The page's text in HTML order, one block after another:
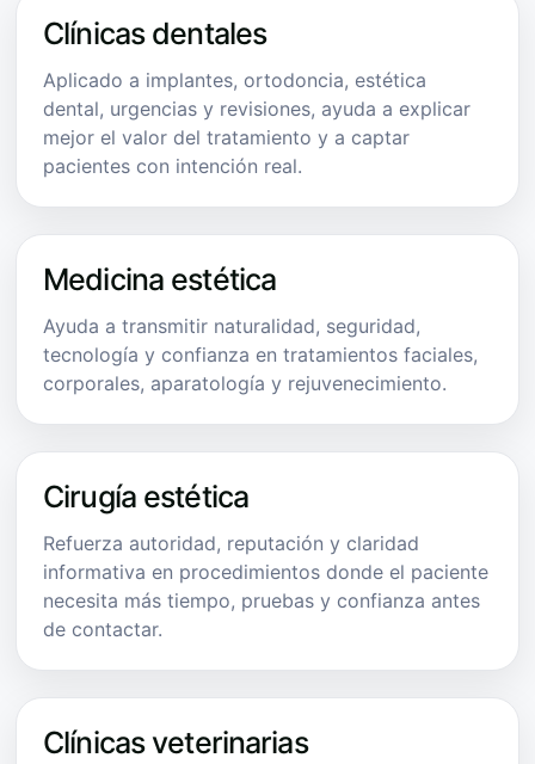
Clínicas dentales
Aplicado a implantes, ortodoncia, estética
dental, urgencias y revisiones, ayuda a explicar
mejor el valor del tratamiento y a captar
pacientes con intención real.
Medicina estética
Ayuda a transmitir naturalidad, seguridad,
tecnología y confianza en tratamientos faciales,
corporales, aparatología y rejuvenecimiento.
Cirugía estética
Refuerza autoridad, reputación y claridad
informativa en procedimientos donde el paciente
necesita más tiempo, pruebas y confianza antes
de contactar.
Clínicas veterinarias